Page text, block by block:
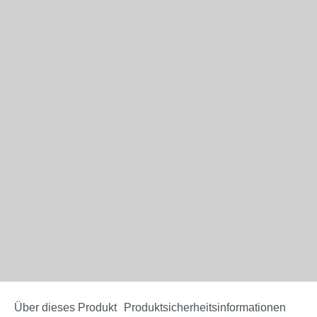
Über dieses Produkt Produktsicherheitsinformationen